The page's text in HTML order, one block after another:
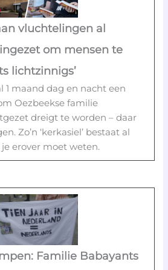
vluchtelingen al
om mensen te
lichtzinnigs’
1 maand dag en nacht een
Oezbeekse familie
dreigt te worden – daar
Zo’n ‘kerkasiel’ bestaat al
erover moet weten.
Familie Babayants